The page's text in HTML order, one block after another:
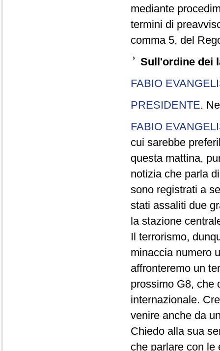
mediante
termini di
comma 5, del
Sull'ordine dei
FABIO
PRESIDENTE.
FABIO
cui sarebbe
questa mattina,
notizia che parla
sono registrati a
stati assaliti due
la stazione
Il terrorismo,
minaccia numero
affronteremo un
prossimo G8, che
internazionale.
venire anche da
Chiedo alla sua
che parlare con le